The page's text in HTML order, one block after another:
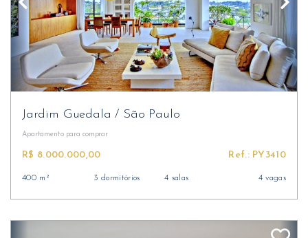
Jardim Guedala/ São Paulo
Apartamento para comprar
R$ 8.000.000,00 Ref.: PY3410
400 m² 3 dormitórios 4 salas 4 vagas